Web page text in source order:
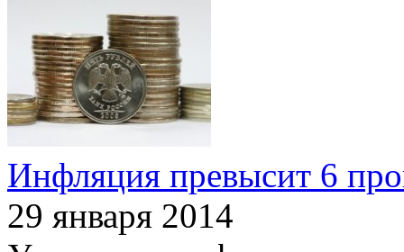
Инфляция превысит 6
29 января 2014